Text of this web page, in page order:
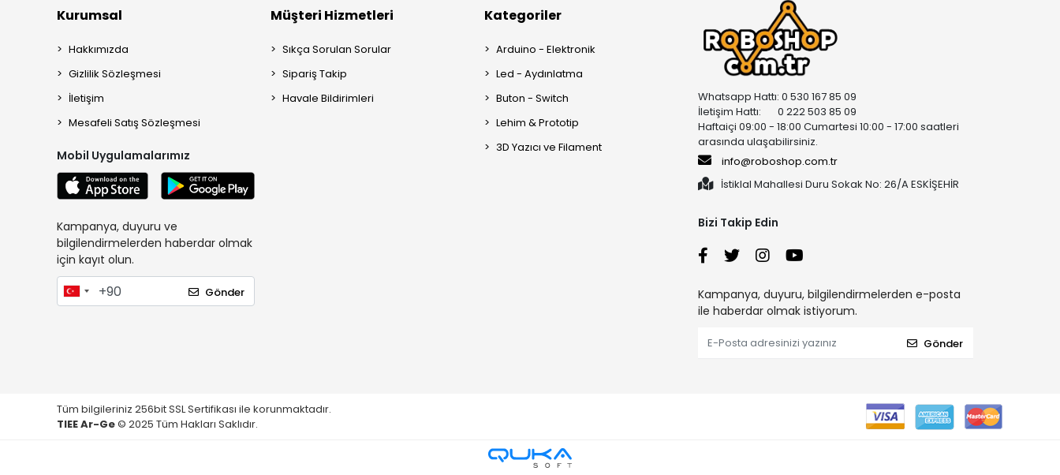
Kurumsal
Hakkımızda
Gizlilik Sözleşmesi
İletişim
Mesafeli Satış Sözleşmesi
Mobil Uygulamalarımız
Kampanya, duyuru ve
bilgilendirmelerden haberdar olmak
için kayıt olun.
Gönder
Müşteri Hizmetleri
Sıkça Sorulan Sorular
Sipariş Takip
Havale Bildirimleri
Kategoriler
Arduino - Elektronik
Led - Aydınlatma
Buton - Switch
Lehim & Prototip
3D Yazıcı ve Filament
Whatsapp Hattı: 0 530 167 85 09
İletişim Hattı: 0 222 503 85 09
Haftaiçi 09:00 - 18:00 Cumartesi 10:00 - 17:00 saatleri
arasında ulaşabilirsiniz.
info@roboshop.com.tr
İstiklal Mahallesi Duru Sokak No: 26/A ESKİŞEHİR
Bizi Takip Edin
Kampanya, duyuru, bilgilendirmelerden e-posta
ile haberdar olmak istiyorum.
Gönder
Tüm bilgileriniz 256bit SSL Sertifikası ile korunmaktadır.
TIEE Ar-Ge© 2025 Tüm Hakları Saklıdır.